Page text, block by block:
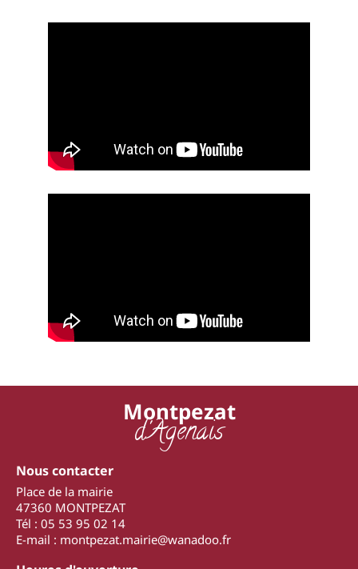
Montpezat
d'Agenais
Nous contacter
Place de la mairie
47360 MONTPEZAT
Tél : 05 53 95 02 14
E-mail : montpezat.mairie@wanadoo.fr